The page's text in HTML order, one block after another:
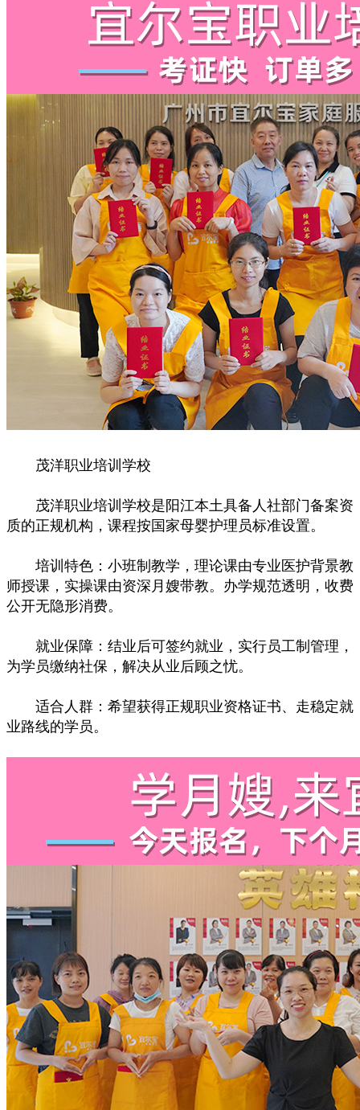
茂洋职业培训学校
茂洋职业培训学校是阳江本土具备人社部门备案资
质的正规机构，课程按国家母婴护理员标准设置。
培训特色：小班制教学，理论课由专业医护背景教
师授课，实操课由资深月嫂带教。办学规范透明，收费
公开无隐形消费。
就业保障：结业后可签约就业，实行员工制管理，
为学员缴纳社保，解决从业后顾之忧。
适合人群：希望获得正规职业资格证书、走稳定就
业路线的学员。